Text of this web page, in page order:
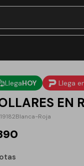
LlegaHOY Llega
EN
19182Blanca-Roja